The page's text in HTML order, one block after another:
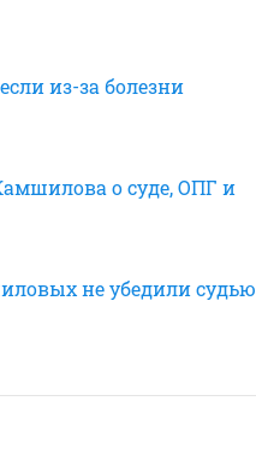
из-за болезни
о суде, ОПГ и
не убедили судью